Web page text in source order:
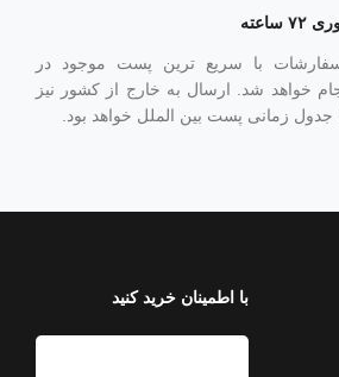
با سریع ترین پست موجود در
خواهد شد. ارسال به خارج از کشور نیز
جدول زمانی پست بین الملل خواهد بود.
با اطمینان خرید کنید